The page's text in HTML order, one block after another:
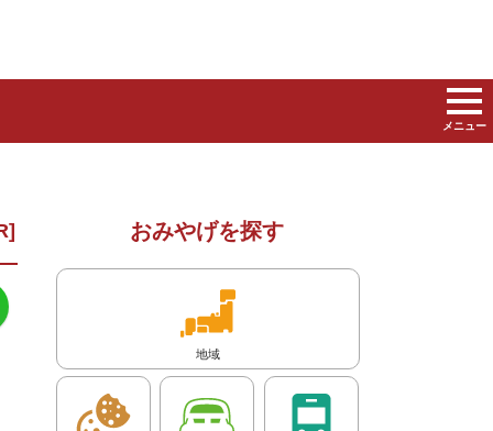
メニュー
おみやげを探す
地域